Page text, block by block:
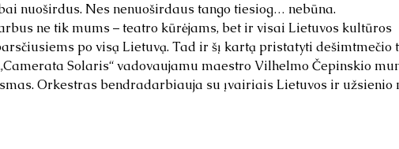
nuoširdus. Nes nenuoširdaus tango tiesiog… nebūna.
ne tik mums – teatro kūrėjams, bet ir visai Lietuvos kultūros
po visą Lietuvą. Tad ir šį kartą pristatyti dešimtmečio
Solaris“ vadovaujamu maestro Vilhelmo Čepinskio
Orkestras bendradarbiauja su įvairiais Lietuvos ir užsienio